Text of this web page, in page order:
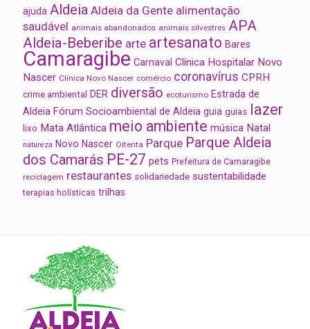
ajuda Aldeia Aldeia da Gente alimentação
saudável animais abandonados animais silvestres APA
Aldeia-Beberibe arte artesanato Bares
Camaragibe Carnaval Clínica Hospitalar Novo
Nascer Clínica Novo Nascer comércio coronavírus CPRH
crime ambiental DER diversão ecoturismo Estrada de
Aldeia Fórum Socioambiental de Aldeia guia guias lazer
lixo Mata Atlântica meio ambiente música Natal
natureza Novo Nascer Oitenta Parque Parque Aldeia
dos Camarás PE-27 pets Prefeitura de Camaragibe
reciclagem restaurantes solidariedade sustentabilidade
terapias holísticas trilhas